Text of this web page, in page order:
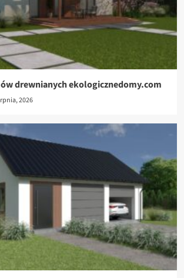
drewnianych ekologicznedomy.com
2026